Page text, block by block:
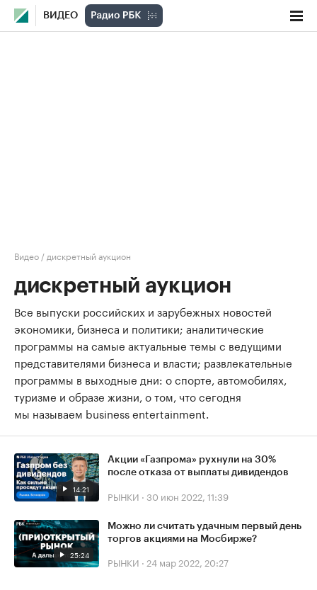
ВИДЕО
Видео / дискретный аукцион
дискретный аукцион
Все выпуски российских и зарубежных новостей
экономики, бизнеса и политики; аналитические
программы на самые актуальные темы с ведущими
представителями бизнеса и власти; развлекательные
программы в выходные дни: о спорте, автомобилях,
туризме и образе жизни, о том, что сегодня
мы называем business entertainment.
14:21
Акции «Газпрома» рухнули на 30%
после отказа от выплаты дивидендов
РЫНКИ · 30 июн 2022, 11:39
25:24
Можно ли считать удачным первый день
торгов акциями на Мосбирже?
РЫНКИ · 24 мар 2022, 20:27